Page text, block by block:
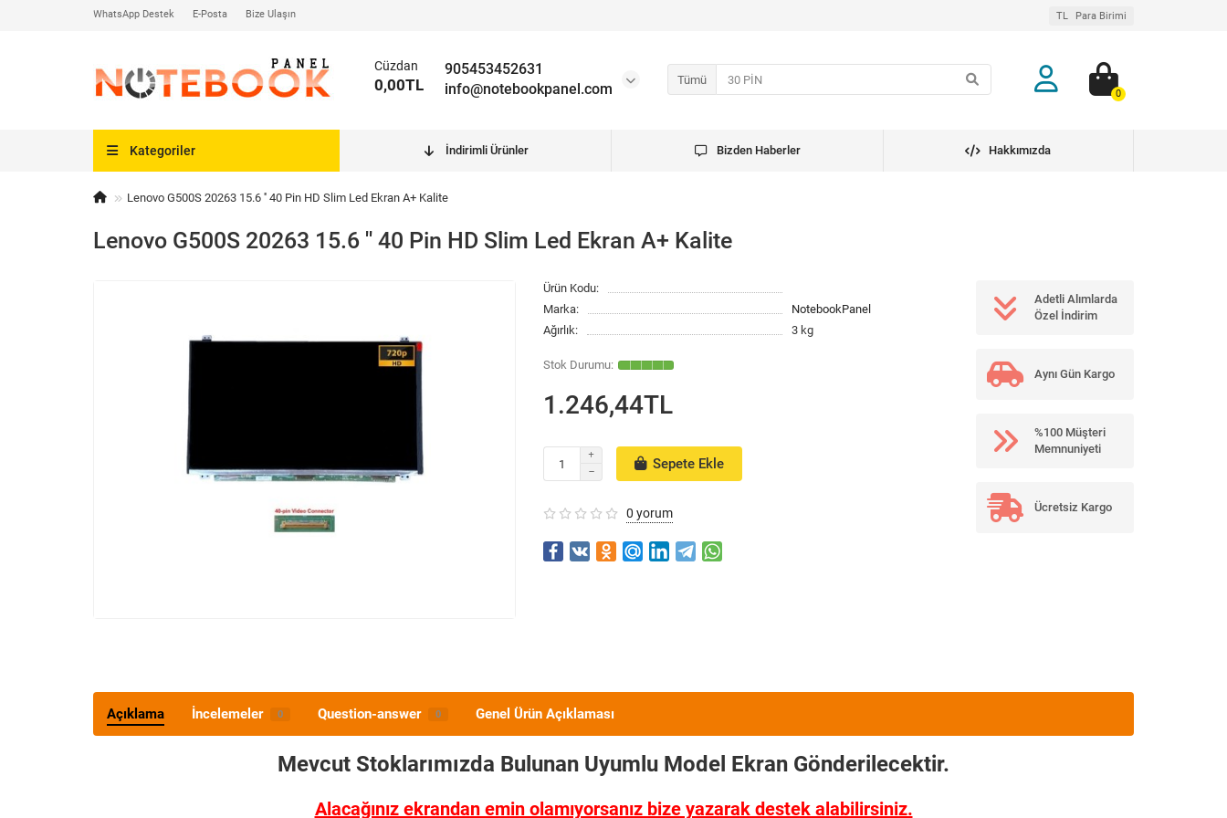
WhatsApp Destek E-Posta Bize Ulaşın TL Para Birimi
Tümü
905453452631
info@notebookpanel.com
Cüzdan
0,00TL 0
Kategoriler İndirimli Ürünler Bizden Haberler Hakkımızda
Lenovo G500S 20263 15.6 '' 40 Pin HD Slim Led Ekran A+ Kalite
Lenovo G500S 20263 15.6 '' 40 Pin HD Slim Led Ekran A+ Kalite
Ürün Kodu:
Marka:
NotebookPanel
Ağırlık:
3 kg
1.246,44TL
Sepete Ekle
0 yorum
Adetli Alımlarda
Özel İndirim
Aynı Gün Kargo
%100 Müşteri
Memnuniyeti
Ücretsiz Kargo
Açıklama İncelemeler 0 Question-answer 0 Genel Ürün Açıklaması
Mevcut Stoklarımızda Bulunan Uyumlu Model Ekran Gönderilecektir.
Alacağınız ekrandan emin olamıyorsanız bize yazarak destek alabilirsiniz.